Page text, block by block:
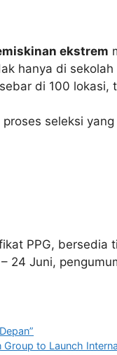
ekstrem
hanya di sekolah
di 100 lokasi,
seleksi yang
PPG, bersedia
24 Juni,
to Launch